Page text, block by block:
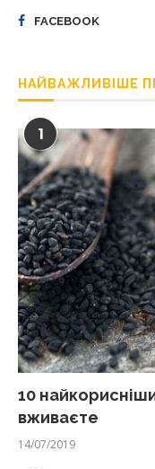
FACEBOOK
НАЙВАЖЛИВІШЕ
1
10
вживаєте
14/07/2019